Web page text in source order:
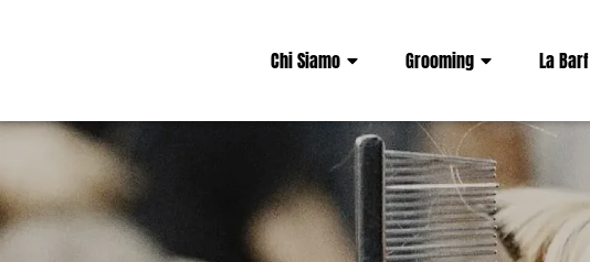
Chi Siamo Grooming La Barf